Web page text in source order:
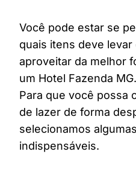
Você pode estar se
quais itens deve levar
aproveitar da melhor
um Hotel Fazenda MG.
Para que você possa
de lazer de forma
selecionamos
indispensáveis.